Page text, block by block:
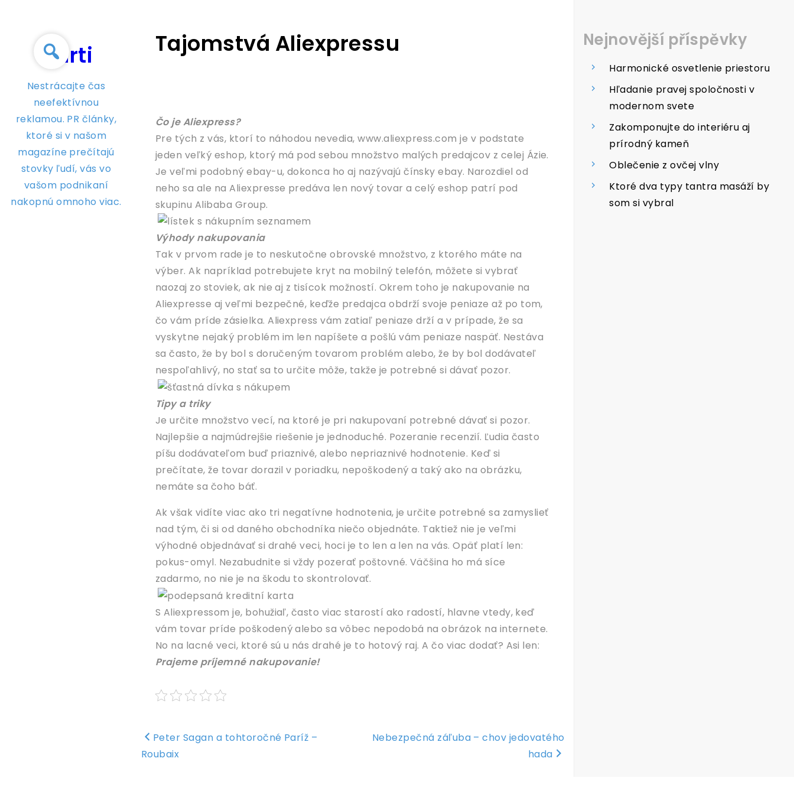
Chrti
Nestrácajte čas
neefektívnou
reklamou. PR články,
ktoré si v našom
magazíne prečítajú
stovky ľudí, vás vo
vašom podnikaní
nakopnú omnoho viac.
Tajomstvá Aliexpressu
Čo je Aliexpress?
Pre tých z vás, ktorí to náhodou nevedia, www.aliexpress.com je v podstate
jeden veľký eshop, ktorý má pod sebou množstvo malých predajcov z celej Ázie.
Je veľmi podobný ebay-u, dokonca ho aj nazývajú čínsky ebay. Narozdiel od
neho sa ale na Aliexpresse predáva len nový tovar a celý eshop patrí pod
skupinu Alibaba Group.
Výhody nakupovania
Tak v prvom rade je to neskutočne obrovské množstvo, z ktorého máte na
výber. Ak napríklad potrebujete kryt na mobilný telefón, môžete si vybrať
naozaj zo stoviek, ak nie aj z tisícok možností. Okrem toho je nakupovanie na
Aliexpresse aj veľmi bezpečné, keďže predajca obdrží svoje peniaze až po tom,
čo vám príde zásielka. Aliexpress vám zatiaľ peniaze drží a v prípade, že sa
vyskytne nejaký problém im len napíšete a pošlú vám peniaze naspäť. Nestáva
sa často, že by bol s doručeným tovarom problém alebo, že by bol dodávateľ
nespoľahlivý, no stať sa to určite môže, takže je potrebné si dávať pozor.
Tipy a triky
Je určite množstvo vecí, na ktoré je pri nakupovaní potrebné dávať si pozor.
Najlepšie a najmúdrejšie riešenie je jednoduché. Pozeranie recenzií. Ľudia často
píšu dodávateľom buď priaznivé, alebo nepriaznivé hodnotenie. Keď si
prečítate, že tovar dorazil v poriadku, nepoškodený a taký ako na obrázku,
nemáte sa čoho báť.
Ak však vidíte viac ako tri negatívne hodnotenia, je určite potrebné sa zamyslieť
nad tým, či si od daného obchodníka niečo objednáte. Taktiež nie je veľmi
výhodné objednávať si drahé veci, hoci je to len a len na vás. Opäť platí len:
pokus-omyl. Nezabudnite si vždy pozerať poštovné. Väčšina ho má síce
zadarmo, no nie je na škodu to skontrolovať.
S Aliexpressom je, bohužiaľ, často viac starostí ako radostí, hlavne vtedy, keď
vám tovar príde poškodený alebo sa vôbec nepodobá na obrázok na internete.
No na lacné veci, ktoré sú u nás drahé je to hotový raj. A čo viac dodať? Asi len:
Prajeme príjemné nakupovanie!
Navigace
pro
Peter Sagan a tohtoročné Paríž –
Roubaix
Nebezpečná záľuba – chov jedovatého
hada
Nejnovější příspěvky
Harmonické osvetlenie priestoru
Hľadanie pravej spoločnosti v
modernom svete
Zakomponujte do interiéru aj
prírodný kameň
Oblečenie z ovčej vlny
Ktoré dva typy tantra masáží by
som si vybral